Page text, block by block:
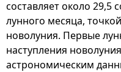
составляет около 29,5
лунного месяца,
новолуния. Первые
наступления
астрономическим